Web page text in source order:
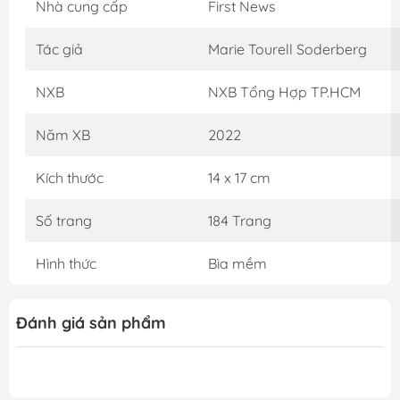
chính ngôi nhà của mình, bên gia đình và những người
Nhưng không chỉ dừng lại ở đó, hygge còn bao gồm
và sự cân bằng. Tất cả đều phù hợp với hình ảnh mà
nước nhỏ bé và thanh bình, không làm hại ai và là nơi
dân ở xứ sở này thể hiện trong mọi mặt của đời sống
mái, phối hợp những món đồ nội thất sao cho tiện dụng,
truyền thống trong gia đình và cộng đồng để tạo ra
Qua quyển sách Hygge - Hạnh phúc từ những điều nhỏ
bé – Nghệ thuật sống của người Đan Mạch, tác giả
Nhà cung cấp First News
Tác giả Marie Tourell Soderberg
NXB NXB Tổng Hợp TP.HCM
Năm XB 2022
Kích thước 14 x 17 cm
Số trang 184 Trang
Hình thức Bìa mềm
Đánh giá sản phẩm